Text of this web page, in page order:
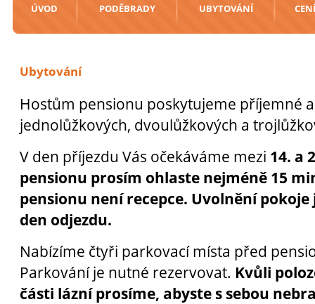
Ubytování
Hostům pensionu poskytujeme příjemné
jednolůžkových, dvoulůžkových a
V den příjezdu Vás očekáváme mezi 14. a
pensionu prosím ohlaste nejméně 15
pensionu není recepce. Uvolnění pokoje
den odjezdu.
Nabízíme čtyři parkovací místa před
Parkování je nutné rezervovat. Kvůli
části lázní prosíme, abyste s sebou
ÚVOD PODĚBRADY UBYTOVÁNÍ